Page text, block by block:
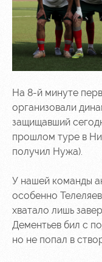
На 8-й минуте
организовали
защищавший
прошлом туре в
получил Нужа).
У нашей команды
особенно
хватало лишь
Дементьев бил с
но не попал в